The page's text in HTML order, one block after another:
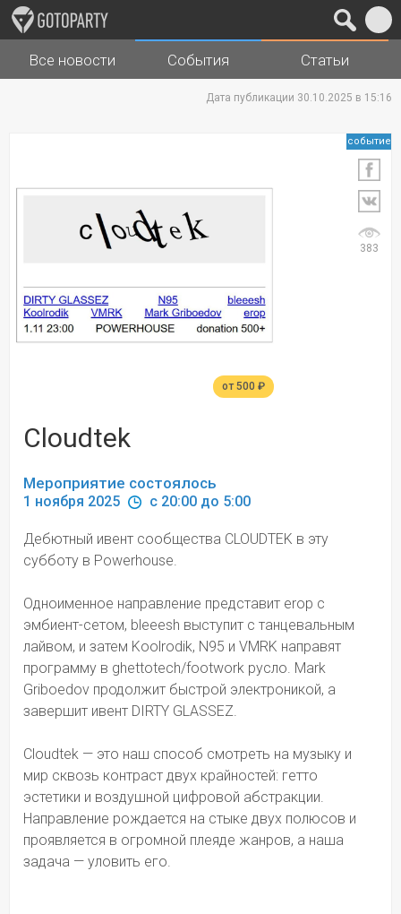
Города Музыка
Все новости События Статьи
Дата публикации 30.10.2025 в 15:16
от 500 ₽
событие
383
Cloudtek
Мероприятие состоялось
1 ноября 2025 c 20:00 до 5:00
Дебютный ивент сообщества CLOUDTEK в эту
субботу в Powerhouse.
Одноименное направление представит erop с
эмбиент-сетом, bleeesh выступит с танцевальным
лайвом, и затем Koolrodik, N95 и VMRK направят
программу в ghettotech/footwork русло. Mark
Griboedov продолжит быстрой электроникой, а
завершит ивент DIRTY GLASSEZ.
Cloudtek — это наш способ смотреть на музыку и
мир сквозь контраст двух крайностей: гетто
эстетики и воздушной цифровой абстракции.
Направление рождается на стыке двух полюсов и
проявляется в огромной плеяде жанров, а наша
задача — уловить его.